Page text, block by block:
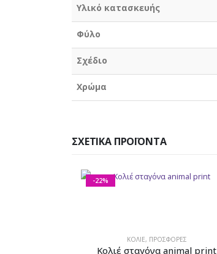
Υλικό κατασκευής
Φύλο
Σχέδιο
Χρώμα
ΣΧΕΤΙΚΆ ΠΡΟΪΌΝΤΑ
-22%
ΚΟΛΙΈ, ΠΡΟΣΦΟΡΕΣ
Κολιέ σταγόνα animal print